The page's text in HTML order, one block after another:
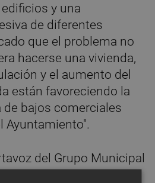
y una
de diferentes
que el problema no
hacerse una vivienda,
y el aumento del
están favoreciendo la
bajos comerciales
Ayuntamiento".
del Grupo Municipal